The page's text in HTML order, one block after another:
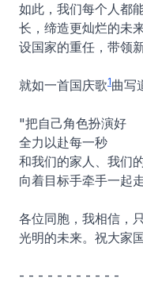
如此，我们每个人都
长，缔造更灿烂的未
设国家的重任，带领
就如一首国庆歌1曲写
"把自己角色扮演好
全力以赴每一秒
和我们的家人、我们
向着目标手牵手一起
各位同胞，我相信，
光明的未来。祝大家
- - - - - - - - - - -